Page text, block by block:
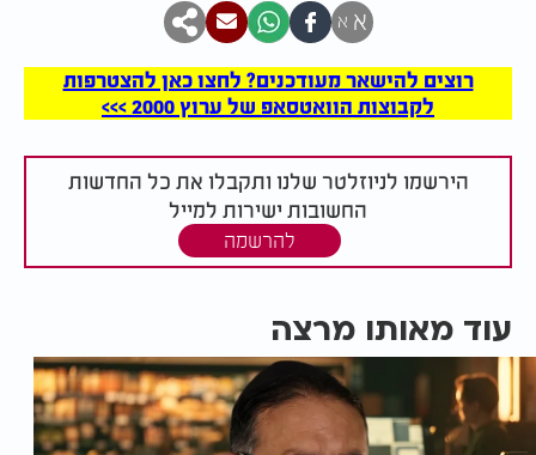
א א
רוצים להישאר מעודכנים? לחצו כאן להצטרפות
לקבוצות הוואטסאפ של ערוץ 2000 >>>
הירשמו לניוזלטר שלנו ותקבלו את כל החדשות
החשובות ישירות למייל
להרשמה
עוד מאותו מרצה